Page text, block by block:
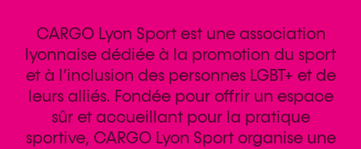
CARGO Lyon Sport est une association
lyonnaise dédiée à la promotion du sport
et à l’inclusion des personnes LGBT+ et de
leurs alliés. Fondée pour offrir un espace
sûr et accueillant pour la pratique
sportive, CARGO Lyon Sport organise une